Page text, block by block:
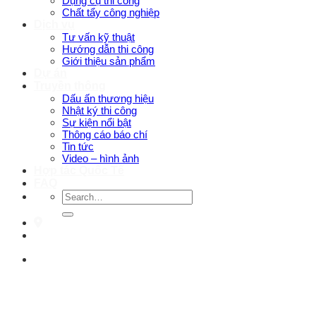
Chất tẩy công nghiệp
Tư vấn kỹ thuật
Hướng dẫn thi công
Giới thiệu sản phẩm
Dấu ấn thương hiệu
Nhật ký thi công
Sự kiện nổi bật
Thông cáo báo chí
Tin tức
Video – hình ảnh
Search
for: